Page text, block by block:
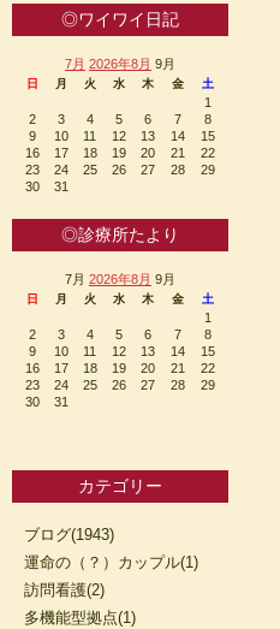
◎ワイワイ日記
7月 2026年8月 9月
日 月 火 水 木 金 土
1
2
3 4 5 6 7
8
9
10 11 12 13 14
15
16
17 18 19 20 21
22
23
24 25 26 27 28
29
30
31
◎診療所たより
7月 2026年8月 9月
日 月 火 水 木 金 土
1
2
3 4 5 6 7
8
9
10 11 12 13 14
15
16
17 18 19 20 21
22
23
24 25 26 27 28
29
30
31
カテゴリー
ブログ(1943)
運命の（？）カップル(1)
訪問看護(2)
多機能型拠点(1)